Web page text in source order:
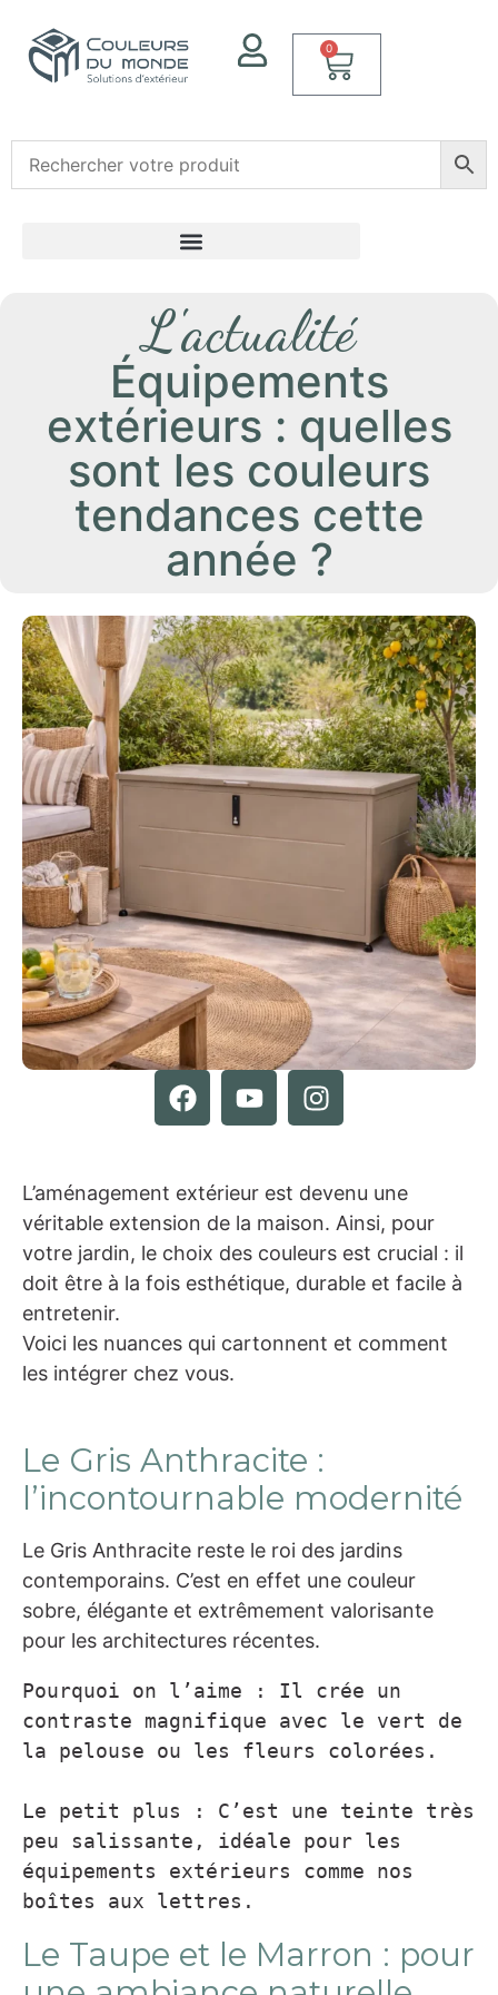
0
L'actualité
Équipements
extérieurs : quelles
sont les couleurs
tendances cette
année ?
L’aménagement extérieur est devenu une
véritable extension de la maison. Ainsi, pour
votre jardin, le choix des couleurs est crucial : il
doit être à la fois esthétique, durable et facile à
entretenir.
Voici les nuances qui cartonnent et comment
les intégrer chez vous.
Le Gris Anthracite :
l’incontournable modernité
Le Gris Anthracite reste le roi des jardins
contemporains. C’est en effet une couleur
sobre, élégante et extrêmement valorisante
pour les architectures récentes.
Pourquoi on l’aime : Il crée un
contraste magnifique avec le vert de
la pelouse ou les fleurs colorées.
Le petit plus : C’est une teinte très
peu salissante, idéale pour les
équipements extérieurs comme nos
boîtes aux lettres.
Le Taupe et le Marron : pour